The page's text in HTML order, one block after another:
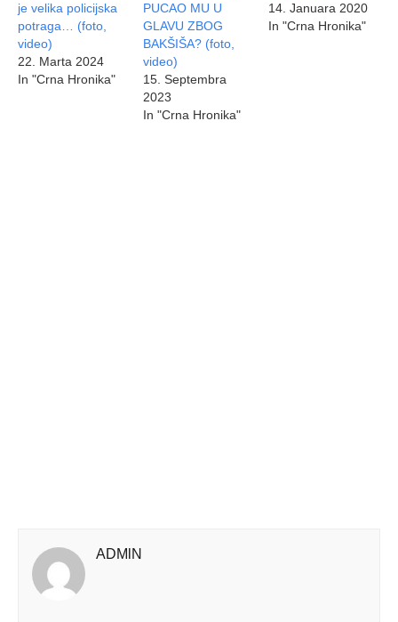
je velika policijska
potraga… (foto,
video)
22. Marta 2024
In "Crna Hronika"
PUCAO MU U
GLAVU ZBOG
BAKŠIŠA? (foto,
video)
15. Septembra
2023
In "Crna Hronika"
14. Januara 2020
In "Crna Hronika"
ADMlN